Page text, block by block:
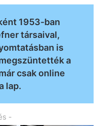
1953-ban
társaival,
is
a
csak online
lap.
-